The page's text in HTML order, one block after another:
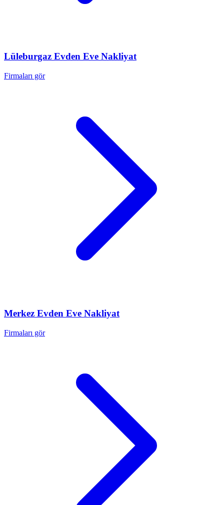
Lüleburgaz Evden Eve Nakliyat
Firmaları gör
Merkez Evden Eve Nakliyat
Firmaları gör